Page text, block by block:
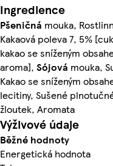
Ingredience
Pšeničná mouka,
Kakaová poleva 7, 5%
kakao se sníženým
aroma], Sójová mouka,
Kakao se sníženým
lecitiny, Sušené
žloutek, Aromata
Výživové údaje
Běžné hodnoty
Energetická hodnota